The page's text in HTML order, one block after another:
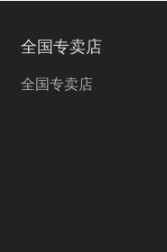
全国专卖店
全国专卖店